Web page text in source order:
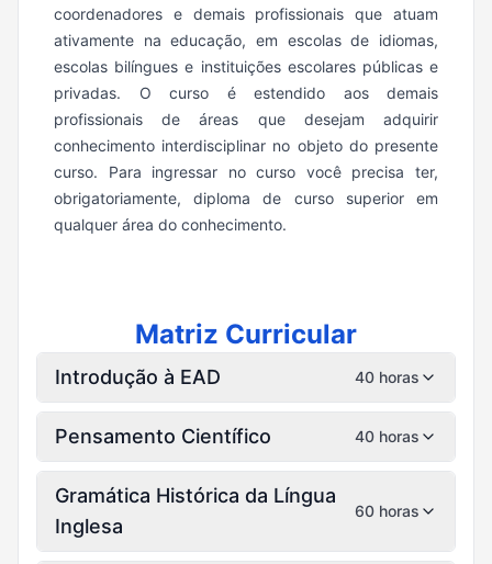
coordenadores e demais profissionais que atuam
ativamente na educação, em escolas de idiomas,
escolas bilíngues e instituições escolares públicas e
privadas. O curso é estendido aos demais
profissionais de áreas que desejam adquirir
conhecimento interdisciplinar no objeto do presente
curso. Para ingressar no curso você precisa ter,
obrigatoriamente, diploma de curso superior em
qualquer área do conhecimento.
Matriz Curricular
Introdução à EAD 40 horas
Pensamento Científico 40 horas
Gramática Histórica da Língua
Inglesa
60 horas